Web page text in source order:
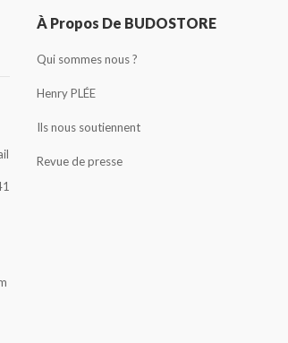
À Propos De BUDOSTORE
Qui sommes nous ?
Henry PLÉE
Ils nous soutiennent
Revue de presse